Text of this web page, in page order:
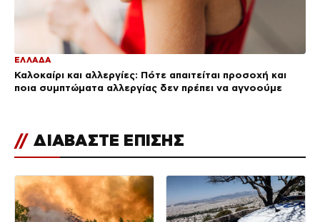
ΕΛΛΑΔΑ
Καλοκαίρι και αλλεργίες: Πότε απαιτείται προσοχή και
ποια συμπτώματα αλλεργίας δεν πρέπει να αγνοούμε
// ΔΙΑΒΑΣΤΕ ΕΠΙΣΗΣ